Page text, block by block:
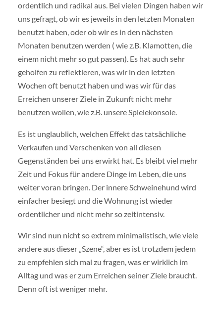
ordentlich und radikal aus. Bei vielen Dingen haben wir
uns gefragt, ob wir es jeweils in den letzten Monaten
benutzt haben, oder ob wir es in den nächsten
Monaten benutzen werden ( wie z.B. Klamotten, die
einem nicht mehr so gut passen). Es hat auch sehr
geholfen zu reflektieren, was wir in den letzten
Wochen oft benutzt haben und was wir für das
Erreichen unserer Ziele in Zukunft nicht mehr
benutzen wollen, wie z.B. unsere Spielekonsole.
Es ist unglaublich, welchen Effekt das tatsächliche
Verkaufen und Verschenken von all diesen
Gegenständen bei uns erwirkt hat. Es bleibt viel mehr
Zeit und Fokus für andere Dinge im Leben, die uns
weiter voran bringen. Der innere Schweinehund wird
einfacher besiegt und die Wohnung ist wieder
ordentlicher und nicht mehr so zeitintensiv.
Wir sind nun nicht so extrem minimalistisch, wie viele
andere aus dieser „Szene“, aber es ist trotzdem jedem
zu empfehlen sich mal zu fragen, was er wirklich im
Alltag und was er zum Erreichen seiner Ziele braucht.
Denn oft ist weniger mehr.